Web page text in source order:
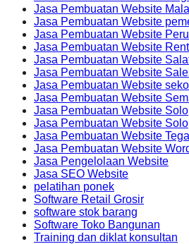
Jasa Pembuatan Website
Jasa Pembuatan Website
Jasa Pembuatan Website
Jasa Pembuatan Website
Jasa Pembuatan Website
Jasa Pembuatan Website
Jasa Pembuatan Website
Jasa Pembuatan Website
Jasa Pembuatan Website Solo
Jasa Pembuatan Website Solo
Jasa Pembuatan Website Tegal
Jasa Pembuatan Website
Jasa Pengelolaan Website
Jasa SEO Website
pelatihan ponek
Software Retail Grosir
software stok barang
Software Toko Bangunan
Training dan diklat konsultan